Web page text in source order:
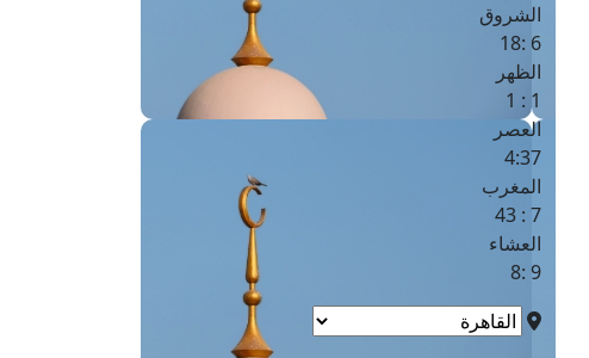
الشروق
6 :18
الظهر
1 : 1
العصر
4:37
المغرب
7 : 43
العشاء
9 :8